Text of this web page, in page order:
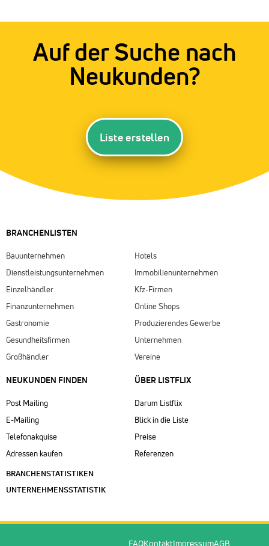
Auf der Suche nach
Neukunden?
Liste erstellen
BRANCHENLISTEN
Bauunternehmen
Dienstleistungsunternehmen
Einzelhändler
Finanzunternehmen
Gastronomie
Gesundheitsfirmen
Großhändler
Hotels
Immobilienunternehmen
Kfz-Firmen
Online Shops
Produzierendes Gewerbe
Unternehmen
Vereine
NEUKUNDEN FINDEN
Post Mailing
E-Mailing
Telefonakquise
Adressen kaufen
BRANCHENSTATISTIKEN
UNTERNEHMENSSTATISTIK
ÜBER LISTFLIX​
Darum Listflix
Blick in die Liste
Preise
Referenzen
FAQKontaktImpressumAGB